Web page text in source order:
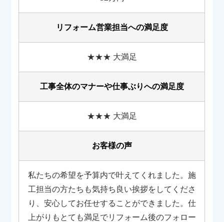
リフォーム営業担当への満足度
★★★ 大満足
工事全体のマナーや仕事ぶりへの満足度
★★★ 大満足
お客様の声
私たちの希望を予算内で叶えてくれました。施
工担当の方たちも気持ち良い挨拶をしてくださ
り、安心してお任せすることができました。仕
上がりもとても満足でリフォーム後のフォロー